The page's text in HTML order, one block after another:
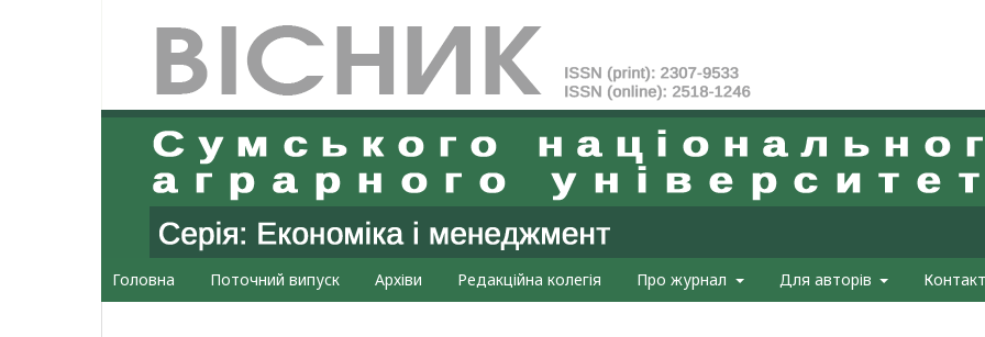
Головна Поточний випуск Архіви Редакційна колегія Про журнал Для авторів